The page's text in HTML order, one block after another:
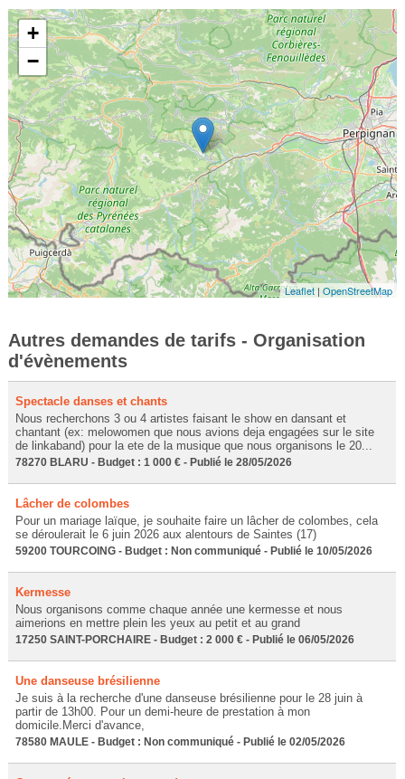
+
−
Leaflet|OpenStreetMap
Autres demandes de tarifs - Organisation
d'évènements
Spectacle danses et chants
Nous recherchons 3 ou 4 artistes faisant le show en dansant et
chantant (ex: melowomen que nous avions deja engagées sur le site
de linkaband) pour la ete de la musique que nous organisons le 20...
78270 BLARU - Budget : 1 000 € - Publié le 28/05/2026
Lâcher de colombes
Pour un mariage laïque, je souhaite faire un lâcher de colombes, cela
se déroulerait le 6 juin 2026 aux alentours de Saintes (17)
59200 TOURCOING - Budget : Non communiqué - Publié le 10/05/2026
Kermesse
Nous organisons comme chaque année une kermesse et nous
aimerions en mettre plein les yeux au petit et au grand
17250 SAINT-PORCHAIRE - Budget : 2 000 € - Publié le 06/05/2026
Une danseuse brésilienne
Je suis à la recherche d'une danseuse brésilienne pour le 28 juin à
partir de 13h00. Pour un demi-heure de prestation à mon
domicile.Merci d'avance,
78580 MAULE - Budget : Non communiqué - Publié le 02/05/2026